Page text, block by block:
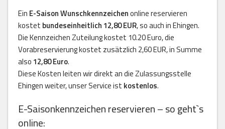
Ein E-Saison Wunschkennzeichenonline reservieren
kostet bundeseinheitlich 12,80 EUR, so auch in Ehingen.
Die Kennzeichen Zuteilung kostet 10.20 Euro, die
Vorabreservierung kostet zusätzlich 2,60 EUR, in Summe
also 12,80 Euro.
Diese Kosten leiten wir direkt an die Zulassungsstelle
Ehingen weiter, unser Service ist kostenlos.
E-Saisonkennzeichen reservieren – so geht`s
online: